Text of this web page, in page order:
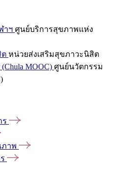
าฯ ศูนย์บริการสุขภาพแห่ง
ต หน่วยส่งเสริมสุขภาวะนิสิต
MOOC) ศูนย์นวัตกรรม
ร
ภาพ